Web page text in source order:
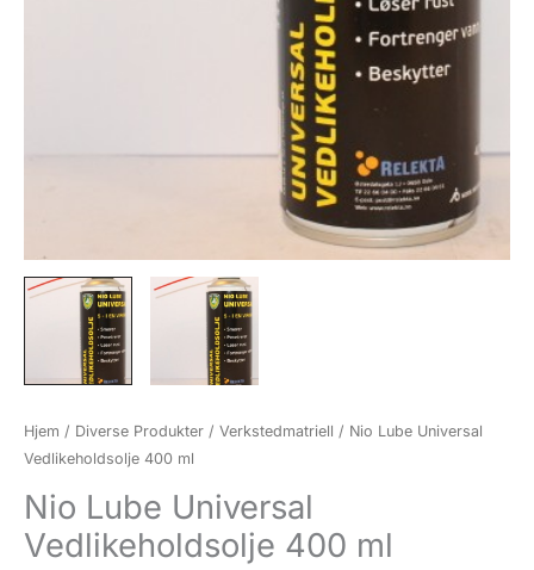
Hjem / Diverse Produkter / Verkstedmatriell / Nio Lube Universal
Vedlikeholdsolje 400 ml
Nio Lube Universal
Vedlikeholdsolje 400 ml